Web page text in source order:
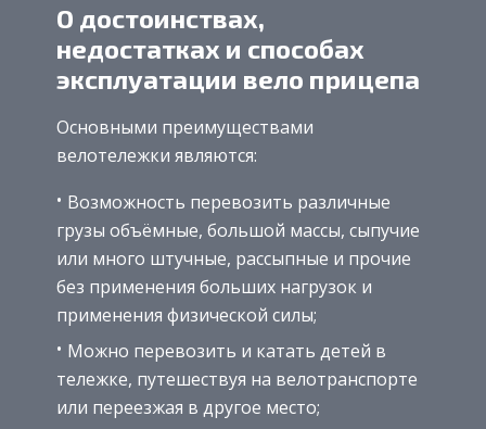
О достоинствах,
недостатках и способах
эксплуатации вело прицепа
Основными преимуществами
велотележки являются:
Возможность перевозить различные
грузы объёмные, большой массы, сыпучие
или много штучные, рассыпные и прочие
без применения больших нагрузок и
применения физической силы;
Можно перевозить и катать детей в
тележке, путешествуя на велотранспорте
или переезжая в другое место;